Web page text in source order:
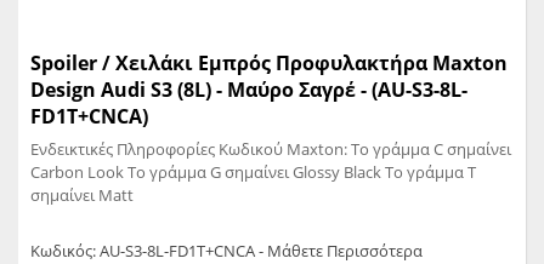
Spoiler / Χειλάκι Εμπρός Προφυλακτήρα Maxton
Design Audi S3 (8L) - Μαύρο Σαγρέ - (AU-S3-8L-
FD1T+CNCA)
Ενδεικτικές Πληροφορίες Κωδικού Maxton: Το γράμμα C σημαίνει
Carbon Look Το γράμμα G σημαίνει Glossy Black Το γράμμα T
σημαίνει Matt
Κωδικός: AU-S3-8L-FD1T+CNCA - Μάθετε Περισσότερα